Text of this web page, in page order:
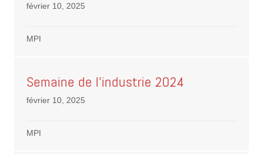
février 10, 2025
MPI
Semaine de l’industrie 2024
février 10, 2025
MPI